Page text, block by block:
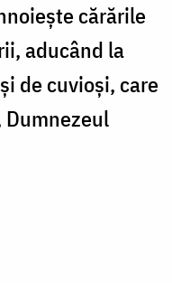
cărările
aducând la
de cuvioşi, care